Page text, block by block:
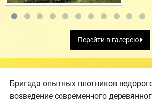
Перейти в галерею
Бригада опытных плотников
возведение современного